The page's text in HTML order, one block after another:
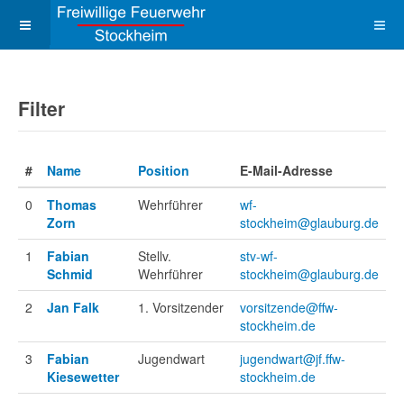
Filter
# Name Position
E-Mail-Adresse
0
Thomas
Zorn
Wehrführer
wf-
stockheim@glauburg.de
1
Fabian
Schmid
Stellv.
Wehrführer
stv-wf-
stockheim@glauburg.de
2
Jan Falk 1. Vorsitzender
vorsitzende@ffw-
stockheim.de
3
Fabian
Kiesewetter
Jugendwart
jugendwart@jf.ffw-
stockheim.de